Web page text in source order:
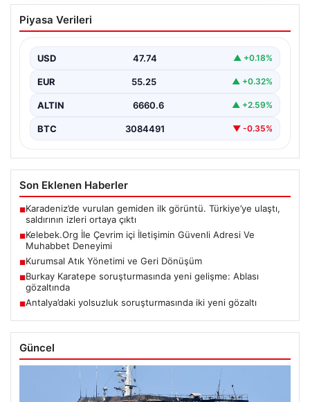
Kelebek.Org İle Çevrim içi İletişimin
Güvenli Adresi Ve Muhabbet Deneyimi
sağlaması büyük bir değer ifade etmektedir. Halen…
Piyasa Verileri
USD 47.74 ▲ +0.18%
EUR 55.25 ▲ +0.32%
ALTIN 6660.6 ▲ +2.59%
BTC 3084491 ▼ -0.35%
Son Eklenen Haberler
■Karadeniz’de vurulan gemiden ilk görüntü. Türkiye’ye ulaştı,
saldırının izleri ortaya çıktı
■Kelebek.Org İle Çevrim içi İletişimin Güvenli Adresi Ve
Muhabbet Deneyimi
■Kurumsal Atık Yönetimi ve Geri Dönüşüm
■Burkay Karatepe soruşturmasında yeni gelişme: Ablası
gözaltında
■Antalya’daki yolsuzluk soruşturmasında iki yeni gözaltı
Güncel